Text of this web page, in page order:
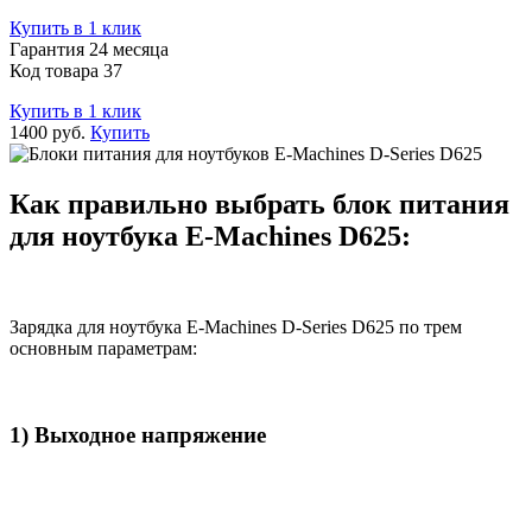
Купить в 1 клик
Гарантия 24 месяца
Код товара 37
Купить в 1 клик
1400 руб. Купить
Как правильно выбрать блок питания
для ноутбука E-Machines D625:
Зарядка для ноутбука E-Machines D-Series D625 по трем
основным параметрам:
1) Выходное напряжение